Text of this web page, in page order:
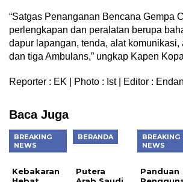
“Satgas Penanganan Bencana Gempa
perlengkapan dan peralatan berupa
dapur lapangan, tenda, alat komunikasi,
dan tiga Ambulans,” ungkap Kapen
Reporter : EK | Photo : Ist | Editor :
Baca Juga
BREAKING
NEWS
Kebakaran
BERANDA
Putera
BREAKING
NEWS
Panduan